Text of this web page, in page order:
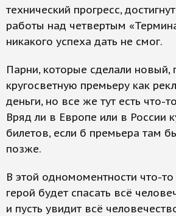
технический прогресс,
работы над четвертым
никакого успеха дать не смог.
Парни, которые сделали новый,
кругосветную премьеру как
деньги, но все же тут есть что-
Вряд ли в Европе или в России
билетов, если б премьера там
позже.
В этой одномоментности что-то
герой будет спасать всё
и пусть увидит всё